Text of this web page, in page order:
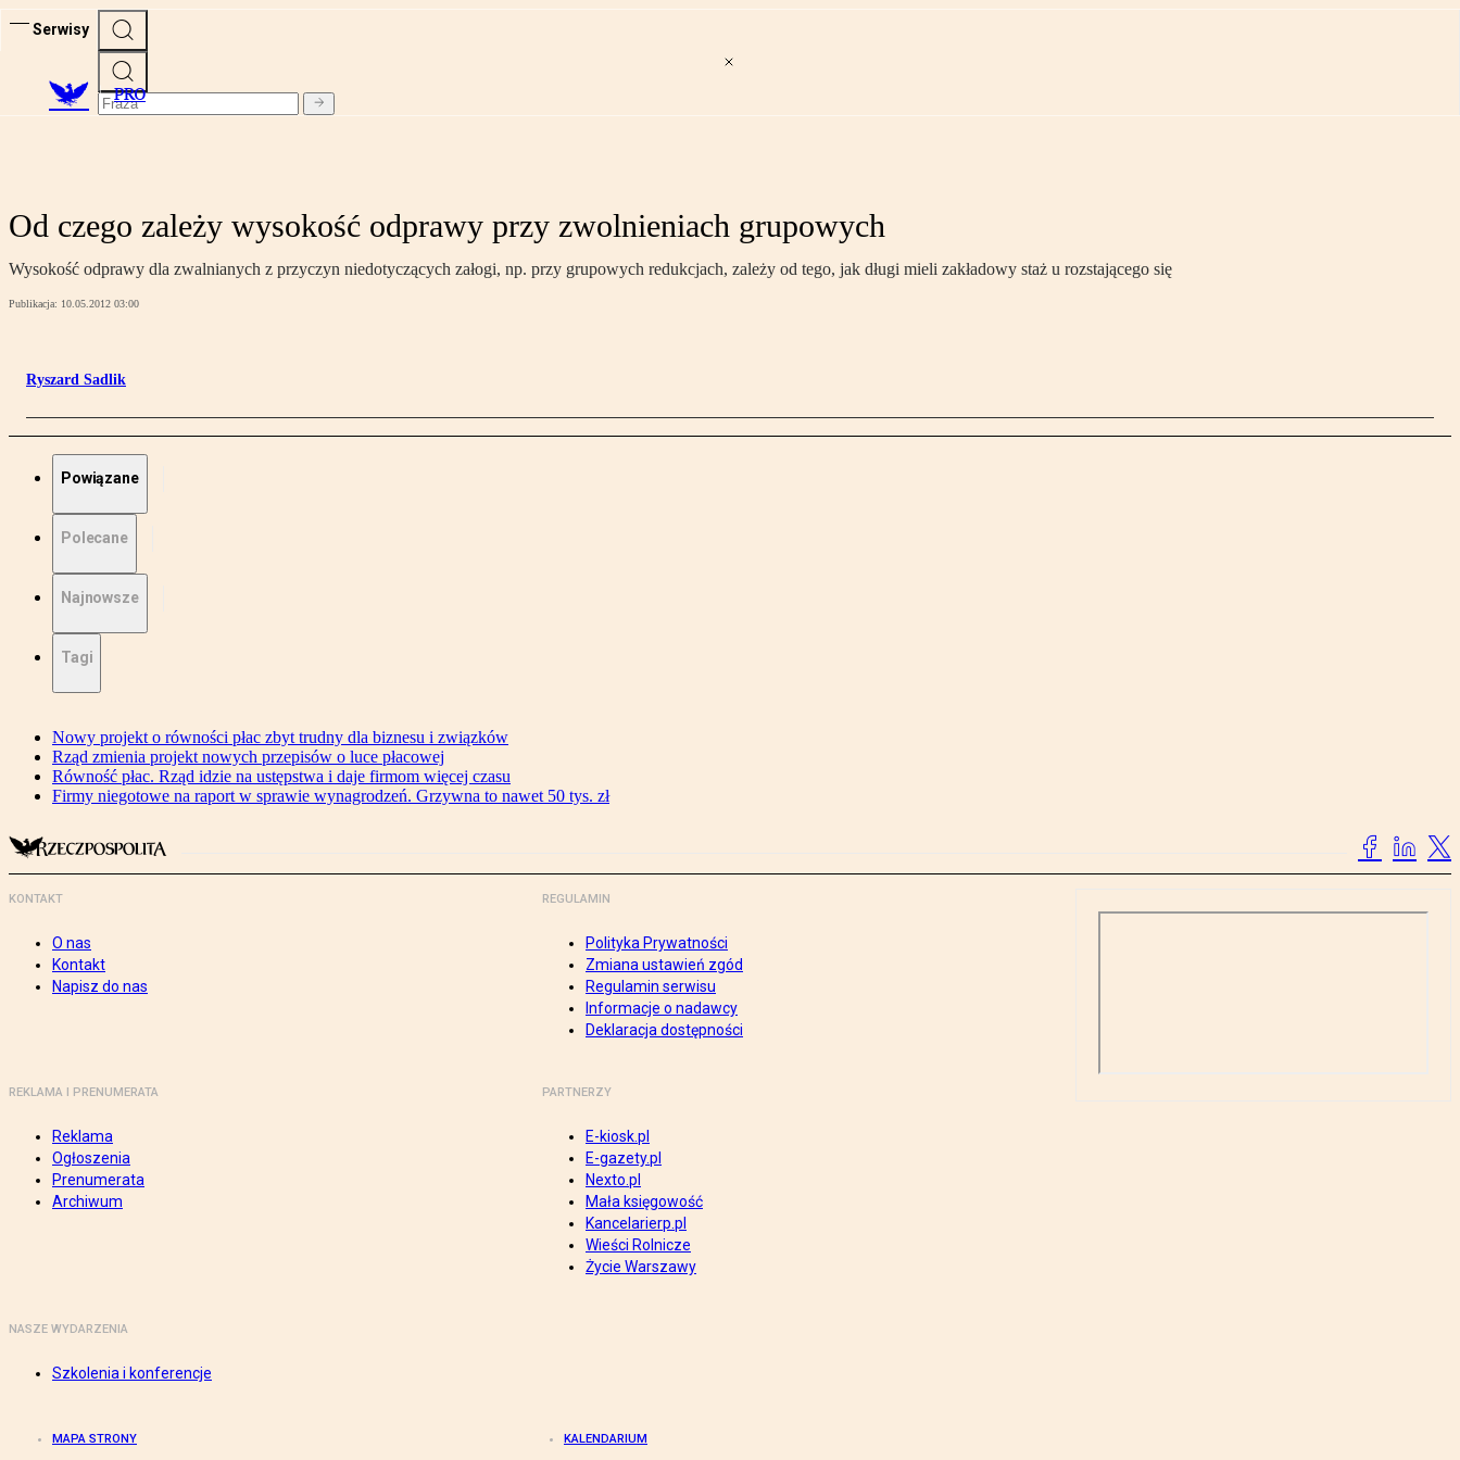
Serwisy
PRO
Od czego zależy wysokość odprawy przy zwolnieniach grupowych
Wysokość odprawy dla zwalnianych z przyczyn niedotyczących załogi, np. przy grupowych redukcjach, zależy od tego, jak długi mieli zakładowy staż u rozstającego się
Publikacja: 10.05.2012 03:00
Ryszard Sadlik
Powiązane
Polecane
Najnowsze
Tagi
Nowy projekt o równości płac zbyt trudny dla biznesu i związków
Rząd zmienia projekt nowych przepisów o luce płacowej
Równość płac. Rząd idzie na ustępstwa i daje firmom więcej czasu
Firmy niegotowe na raport w sprawie wynagrodzeń. Grzywna to nawet 50 tys. zł
KONTAKT
O nas
Kontakt
Napisz do nas
REGULAMIN
Polityka Prywatności
Zmiana ustawień zgód
Regulamin serwisu
Informacje o nadawcy
Deklaracja dostępności
REKLAMA I PRENUMERATA
Reklama
Ogłoszenia
Prenumerata
Archiwum
PARTNERZY
E-kiosk.pl
E-gazety.pl
Nexto.pl
Mała księgowość
Kancelarierp.pl
Wieści Rolnicze
Życie Warszawy
NASZE WYDARZENIA
Szkolenia i konferencje
MAPA STRONY KALENDARIUM